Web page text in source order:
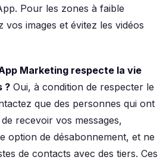
Pour les zones à faible
vos images et évitez les vidéos
Marketing respecte la vie
? Oui, à condition de respecter le
que des personnes qui ont
recevoir vos messages,
option de désabonnement, et ne
de contacts avec des tiers. Ces